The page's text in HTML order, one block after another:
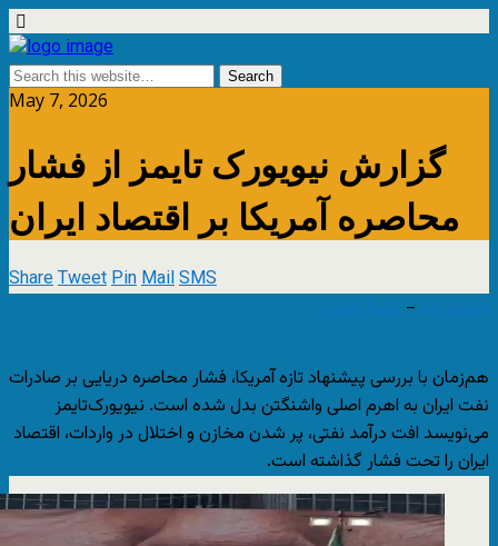
May 7, 2026
گزارش نیویورک تایمز از فشار
محاصره آمریکا بر اقتصاد ایران
ShareTweetPinMailSMS
دویچه وله – دانیال عمری
هم‌زمان با بررسی پیشنهاد تازه آمریکا، فشار محاصره دریایی بر صادرات
نفت ایران به اهرم اصلی واشنگتن بدل شده است. نیویورک‌تایمز
می‌نویسد افت درآمد نفتی، پر شدن مخازن و اختلال در واردات، اقتصاد
ایران را تحت فشار گذاشته است.